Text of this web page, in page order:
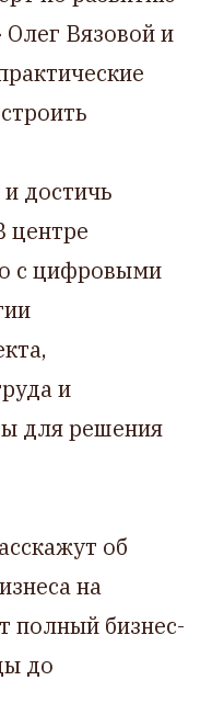
Олег Вязовой и
достичь
центре
с цифровыми
и
для решения
об
на
полный бизнес-
до